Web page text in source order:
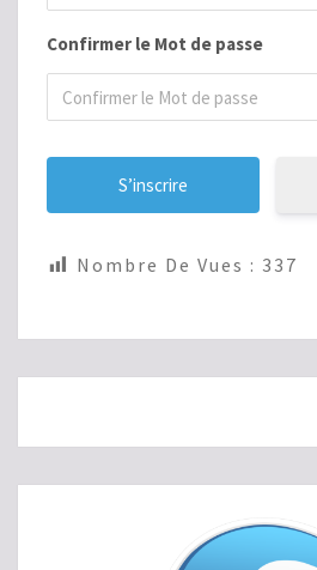
Confirmer le Mot de passe
Nombre De Vues : 337